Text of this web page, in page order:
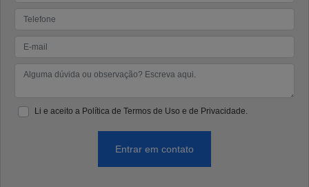
Li e aceito a Política de Termos de Uso e de Privacidade.
Entrar em contato